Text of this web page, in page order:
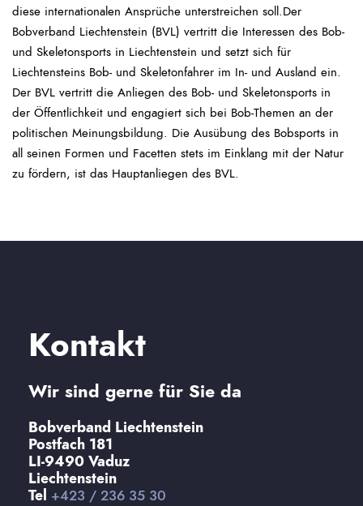
diese internationalen Ansprüche unterstreichen soll.Der
Bobverband Liechtenstein (BVL) vertritt die Interessen des Bob-
und Skeletonsports in Liechtenstein und setzt sich für
Liechtensteins Bob- und Skeletonfahrer im In- und Ausland ein.
Der BVL vertritt die Anliegen des Bob- und Skeletonsports in
der Öffentlichkeit und engagiert sich bei Bob-Themen an der
politischen Meinungsbildung. Die Ausübung des Bobsports in
all seinen Formen und Facetten stets im Einklang mit der Natur
zu fördern, ist das Hauptanliegen des BVL.
Kontakt
Wir sind gerne für Sie da
Bobverband Liechtenstein
Postfach 181
LI-9490 Vaduz
Liechtenstein
Tel +423 / 236 35 30